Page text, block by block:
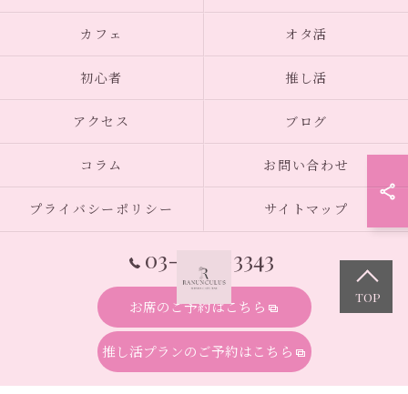
03-6914-3343
お席のご予約はこちら
推し活プランのご予約はこちら
カフェ オタ活
初心者 推し活
アクセス ブログ
コラム お問い合わせ
プライバシーポリシー サイトマップ
© 2026 東京都池袋のシーシャならシーシャカフェ&バー Ranunculus ALL